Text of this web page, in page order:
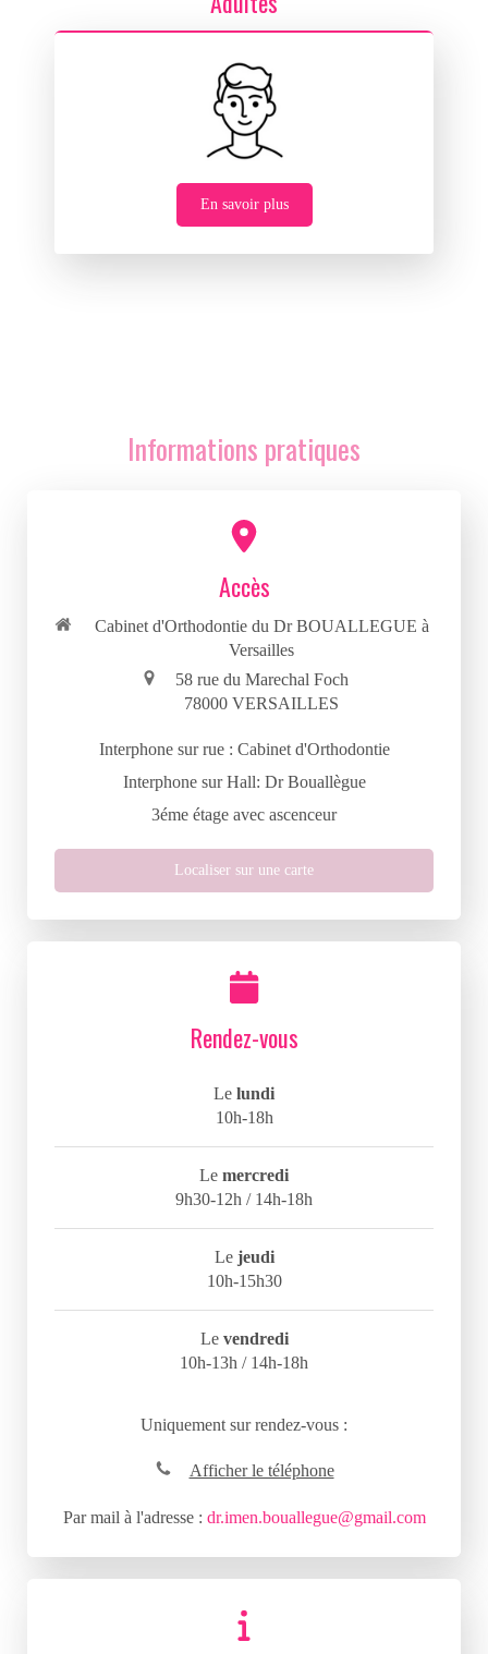
En savoir plus
Informations pratiques
Accès
Cabinet d'Orthodontie du Dr BOUALLEGUE à
Versailles
58 rue du Marechal Foch
78000 VERSAILLES
Interphone sur rue : Cabinet d'Orthodontie
Interphone sur Hall: Dr Bouallègue
3éme étage avec ascenceur
Localiser sur une carte
Rendez-vous
Le lundi
10h-18h
Le mercredi
9h30-12h / 14h-18h
Le jeudi
10h-15h30
Le vendredi
10h-13h / 14h-18h
Uniquement sur rendez-vous :
Afficher le téléphone
Par mail à l'adresse : dr.imen.bouallegue@gmail.com